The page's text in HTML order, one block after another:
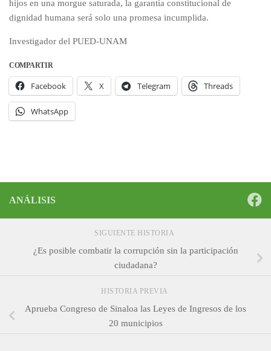
hijos en una morgue saturada, la garantía constitucional de
dignidad humana será solo una promesa incumplida.
Investigador del PUED-UNAM
COMPARTIR
Facebook X Telegram Threads
WhatsApp
ANÁLISIS
SIGUIENTE HISTORIA
¿Es posible combatir la corrupción sin la participación
ciudadana?
HISTORIA PREVIA
Aprueba Congreso de Sinaloa las Leyes de Ingresos de los
20 municipios